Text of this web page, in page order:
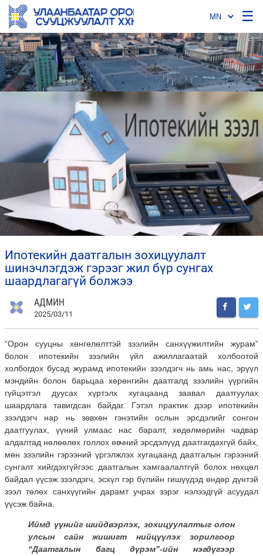
☰
ипотекийн даатгалын зохицуулалт
шинэчлэгдэж гэрээг жил бүр сунгах
шаардлагагүй болжээ
АДМИН
2025/03/11
“Орон сууцны хөнгөлөлттэй зээлийн санхүүжилтийн журам”
болон ипотекийн зээлийн үйл ажиллагаатай холбоотой
холбогдох бусад журамд ипотекийн зээлдэгч нь амь нас, эрүүл
мэндийн болон барьцаа хөрөнгийн даатгалд зээлийн үүргийн
гүйцэтгэл дуусах хүртэлх хугацаанд заавал даатгуулах
шаардлага тавигдсан байдаг. Гэтэл практик дээр ипотекийн
зээлдэгч нар нь зөвхөн гэнэтийн ослын эрсдэлийг сонгон
даатгуулах, үүний улмаас нас баралт, хөдөлмөрийн чадвар
алдалтад нөлөөлөх голлох өвчний эрсдэлүүд даатгагдахгүй байх,
мөн зээлийн гэрээний үргэлжлэх хугацаанд даатгалын гэрээний
сунгалт хийгдэхгүйгээс даатгалын хамгаалалтгүй болох нөхцөл
байдал үүсэж зээлдэгч, эсхүл гэр бүлийн гишүүдэд өндөр дүнтэй
зээл төлөх санхүүгийн дарамт учрах зэрэг нэлээдгүй асуудал
үүсэж байна.
Иймд үүнийг шийдвэрлэх, зохицуулалтыг олон
улсын сайн жишигт нийцүүлэх зорилгоор
“Даатгалын багц дүрэм”-ийн нэгдүгээр